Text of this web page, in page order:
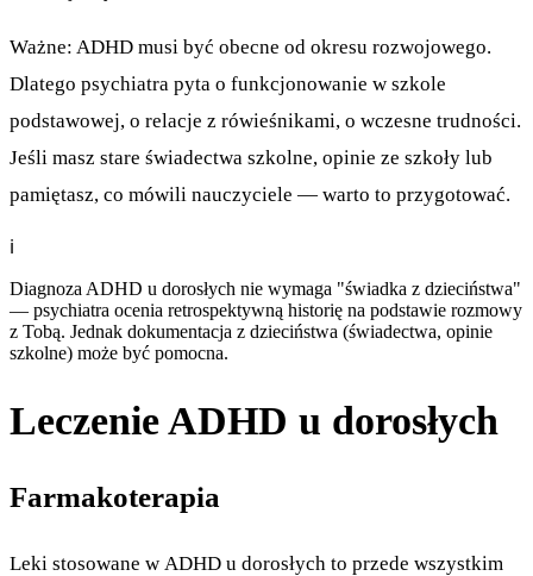
Ważne: ADHD musi być obecne od okresu rozwojowego.
Dlatego psychiatra pyta o funkcjonowanie w szkole
podstawowej, o relacje z rówieśnikami, o wczesne trudności.
Jeśli masz stare świadectwa szkolne, opinie ze szkoły lub
pamiętasz, co mówili nauczyciele — warto to przygotować.
ℹ️
Diagnoza ADHD u dorosłych nie wymaga "świadka z dzieciństwa"
— psychiatra ocenia retrospektywną historię na podstawie rozmowy
z Tobą. Jednak dokumentacja z dzieciństwa (świadectwa, opinie
szkolne) może być pomocna.
Leczenie ADHD u dorosłych
Farmakoterapia
Leki stosowane w ADHD u dorosłych to przede wszystkim